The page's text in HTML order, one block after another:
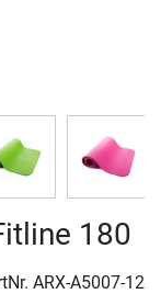
180
ARX-A5007-12